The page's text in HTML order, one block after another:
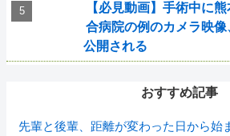
【必見動画】手術中に
合病院の例のカメラ映
公開される
おすすめ記事
先輩と後輩、距離が変わった日から始